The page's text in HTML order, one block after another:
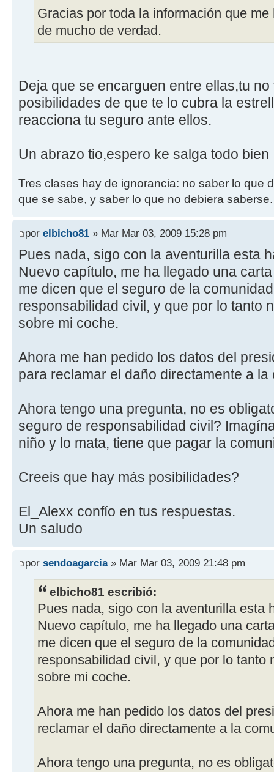
Gracias por toda la información que
de mucho de verdad.
Deja que se encarguen entre ellas,tu
posibilidades de que te lo cubra la
reacciona tu seguro ante ellos.
Un abrazo tio,espero ke salga todo bien
Tres clases hay de ignorancia: no saber lo que
que se sabe, y saber lo que no debiera saberse.
por elbicho81 » Mar Mar 03, 2009 15:28 pm
Pues nada, sigo con la aventurilla esta
Nuevo capítulo, me ha llegado una
me dicen que el seguro de la
responsabilidad civil, y que por lo tanto
sobre mi coche.
Ahora me han pedido los datos del
para reclamar el daño directamente a la
Ahora tengo una pregunta, no es
seguro de responsabilidad civil?
niño y lo mata, tiene que pagar la
Creeis que hay más posibilidades?
El_Alexx confío en tus respuestas.
Un saludo
por sendoagarcia» Mar Mar 03, 2009 21:48 pm
elbicho81 escribió:
Pues nada, sigo con la aventurilla esta
Nuevo capítulo, me ha llegado una
me dicen que el seguro de la
responsabilidad civil, y que por lo tanto
sobre mi coche.
Ahora me han pedido los datos del
reclamar el daño directamente a la
Ahora tengo una pregunta, no es